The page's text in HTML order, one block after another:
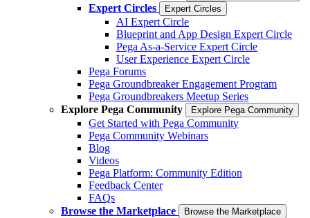
Expert Circles Expert Circles
AI Expert Circle
Blueprint and App Design Expert Circle
Pega As-a-Service Expert Circle
User Experience Expert Circle
Pega Forums
Pega Groundbreaker Engagement Program
Pega Groundbreakers Meetup Series
Explore Pega Community
Explore Pega Community
Get Started with Pega Community
Pega Community Webinars
Blog
Videos
Pega Platform: Community Edition
Feedback Center
FAQs
Browse the Marketplace
Browse the Marketplace